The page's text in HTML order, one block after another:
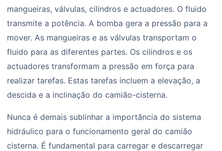
mangueiras, válvulas, cilindros e actuadores. O fluido
transmite a potência. A bomba gera a pressão para a
mover. As mangueiras e as válvulas transportam o
fluido para as diferentes partes. Os cilindros e os
actuadores transformam a pressão em força para
realizar tarefas. Estas tarefas incluem a elevação, a
descida e a inclinação do camião-cisterna.
Nunca é demais sublinhar a importância do sistema
hidráulico para o funcionamento geral do camião
cisterna. É fundamental para carregar e descarregar